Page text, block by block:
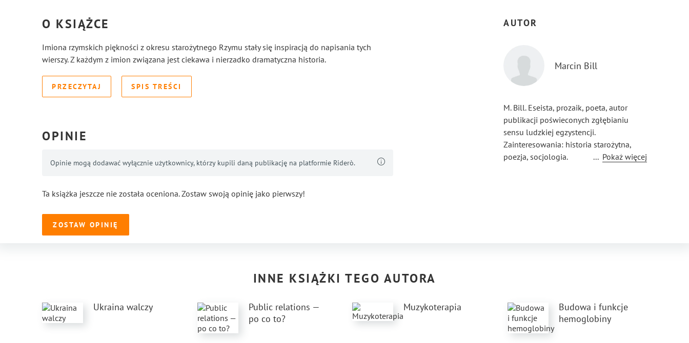
O KSIĄŻCE
Imiona rzymskich piękności z okresu starożytnego Rzymu stały się inspiracją do napisania tych
wierszy. Z każdym z imion związana jest ciekawa i nierzadko dramatyczna historia.
PRZECZYTAJ SPIS TREŚCI
OPINIE
Opinie mogą dodawać wyłącznie użytkownicy, którzy kupili daną publikację na platformie Riderò.
Ta książka jeszcze nie została oceniona. Zostaw swoją opinię jako pierwszy!
ZOSTAW OPINIĘ
AUTOR
Marcin Bill
M. Bill. Eseista, prozaik, poeta, autor
publikacji poświeconych zgłębianiu
sensu ludzkiej egzystencji.
Zainteresowania: historia starożytna,
poezja, socjologia.
... Pokaż więcej
INNE KSIĄŻKI TEGO AUTORA
Ukraina walczy
Public relations —
po co to?
Muzykoterapia
Budowa i funkcje
hemoglobiny